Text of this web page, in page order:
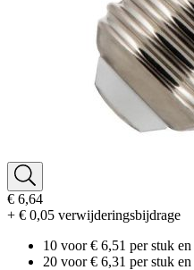
€ 6,64
+ € 0,05 verwijderingsbijdrage
10 voor€ 6,51 per stuk en
20 voor€ 6,31 per stuk en